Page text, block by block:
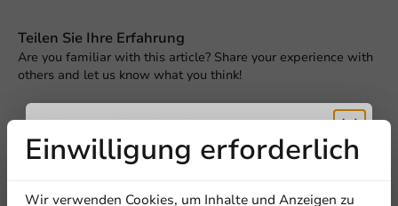
Teilen Sie Ihre Erfahrung
Are you familiar with this article? Share your experience with
others and let us know what you think!
Eine Bewertung schreiben
Einwilligung erforderlich
Wir verwenden Cookies, um Inhalte und Anzeigen zu
Erhalten Sie